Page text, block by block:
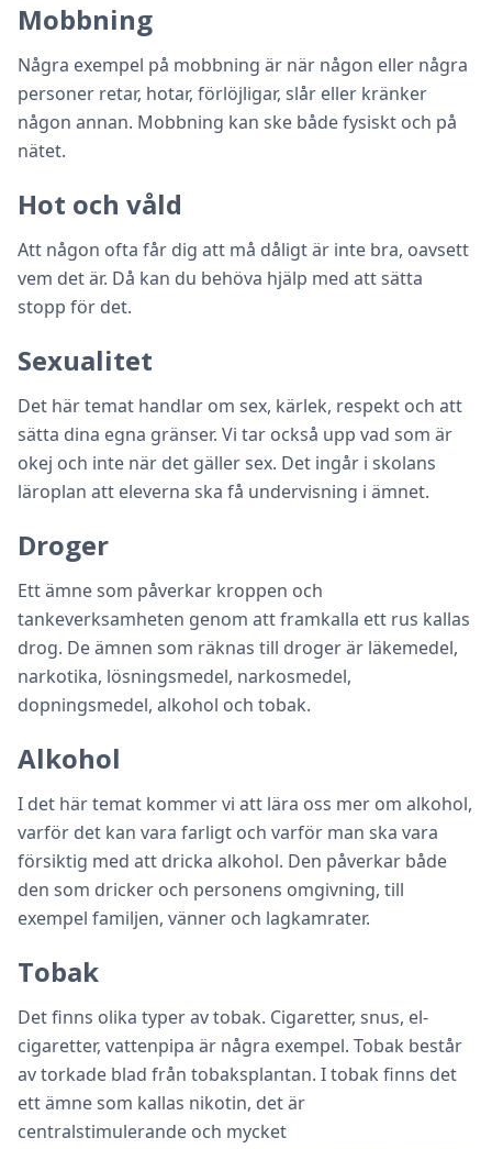
Mobbning
Några exempel på mobbning är när någon eller några
personer retar, hotar, förlöjligar, slår eller kränker
någon annan. Mobbning kan ske både fysiskt och på
nätet.
Hot och våld
Att någon ofta får dig att må dåligt är inte bra, oavsett
vem det är. Då kan du behöva hjälp med att sätta
stopp för det.
Sexualitet
Det här temat handlar om sex, kärlek, respekt och att
sätta dina egna gränser. Vi tar också upp vad som är
okej och inte när det gäller sex. Det ingår i skolans
läroplan att eleverna ska få undervisning i ämnet.
Droger
Ett ämne som påverkar kroppen och
tankeverksamheten genom att framkalla ett rus kallas
drog. De ämnen som räknas till droger är läkemedel,
narkotika, lösningsmedel, narkosmedel,
dopningsmedel, alkohol och tobak.
Alkohol
I det här temat kommer vi att lära oss mer om alkohol,
varför det kan vara farligt och varför man ska vara
försiktig med att dricka alkohol. Den påverkar både
den som dricker och personens omgivning, till
exempel familjen, vänner och lagkamrater.
Tobak
Det finns olika typer av tobak. Cigaretter, snus, el-
cigaretter, vattenpipa är några exempel. Tobak består
av torkade blad från tobaksplantan. I tobak finns det
ett ämne som kallas nikotin, det är
centralstimulerande och mycket